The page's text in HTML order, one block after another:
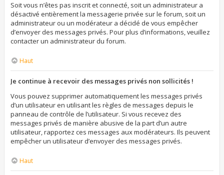
Soit vous n’êtes pas inscrit et connecté, soit un administrateur a
désactivé entièrement la messagerie privée sur le forum, soit un
administrateur ou un modérateur a décidé de vous empêcher
d’envoyer des messages privés. Pour plus d’informations, veuillez
contacter un administrateur du forum.
Haut
Je continue à recevoir des messages privés non sollicités !
Vous pouvez supprimer automatiquement les messages privés
d’un utilisateur en utilisant les règles de messages depuis le
panneau de contrôle de l’utilisateur. Si vous recevez des
messages privés de manière abusive de la part d’un autre
utilisateur, rapportez ces messages aux modérateurs. Ils peuvent
empêcher un utilisateur d’envoyer des messages privés.
Haut